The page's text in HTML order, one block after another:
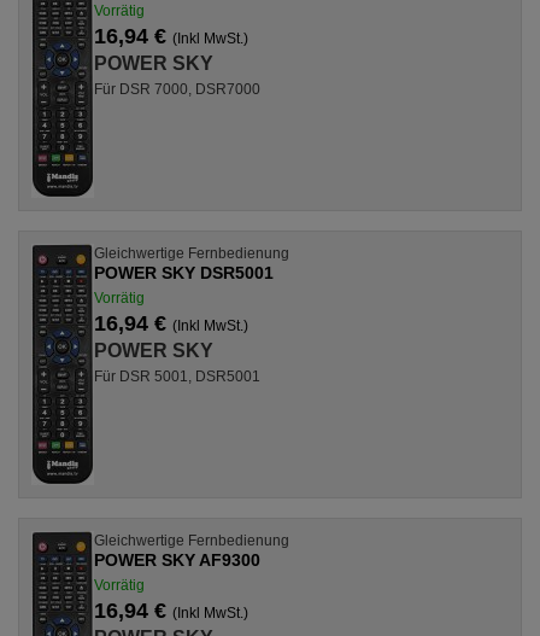
Vorrätig
16,94 € (Inkl MwSt.)
POWER SKY
Für DSR 7000, DSR7000
Gleichwertige Fernbedienung
POWER SKY DSR5001
Vorrätig
16,94 € (Inkl MwSt.)
POWER SKY
Für DSR 5001, DSR5001
Gleichwertige Fernbedienung
POWER SKY AF9300
Vorrätig
16,94 € (Inkl MwSt.)